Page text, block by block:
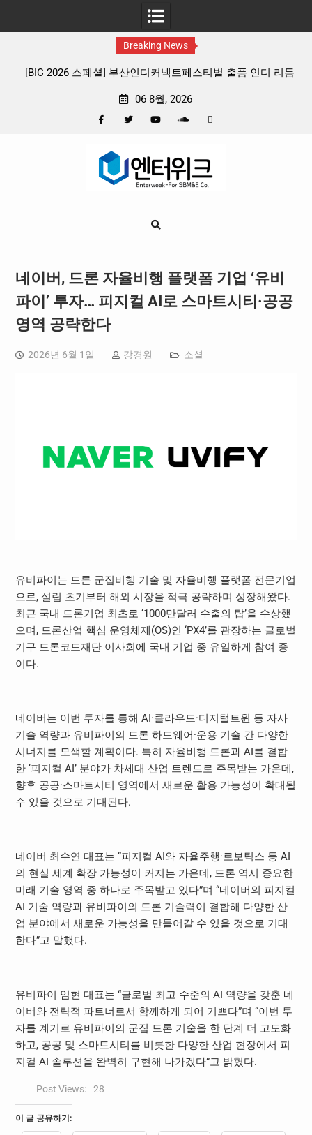
Breaking News
트페스티벌 출품 인디 리듬
판타지 케이팝 애니메이션 ‘고스트밴
06 8월, 2026
Google
네이버, 드론 자율비행 플랫폼 기업 ‘유비
파이’ 투자… 피지컬 AI로 스마트시티·공공
영역 공략한다
2026년 6월 1일 강경원 소셜
유비파이는 드론 군집비행 기술 및 자율비행 플랫폼 전문기업
으로, 설립 초기부터 해외 시장을 적극 공략하며 성장해왔다.
최근 국내 드론기업 최초로 ‘1000만달러 수출의 탑’을 수상했
으며, 드론산업 핵심 운영체제(OS)인 ‘PX4’를 관장하는 글로벌
기구 드론코드재단 이사회에 국내 기업 중 유일하게 참여 중
이다.
네이버는 이번 투자를 통해 AI·클라우드·디지털트윈 등 자사
기술 역량과 유비파이의 드론 하드웨어·운용 기술 간 다양한
시너지를 모색할 계획이다. 특히 자율비행 드론과 AI를 결합
한 ‘피지컬 AI’ 분야가 차세대 산업 트렌드로 주목받는 가운데,
향후 공공·스마트시티 영역에서 새로운 활용 가능성이 확대될
수 있을 것으로 기대된다.
네이버 최수연 대표는 “피지컬 AI와 자율주행·로보틱스 등 AI
의 현실 세계 확장 가능성이 커지는 가운데, 드론 역시 중요한
미래 기술 영역 중 하나로 주목받고 있다”며 “네이버의 피지컬
AI 기술 역량과 유비파이의 드론 기술력이 결합해 다양한 산
업 분야에서 새로운 가능성을 만들어갈 수 있을 것으로 기대
한다”고 말했다.
유비파이 임현 대표는 “글로벌 최고 수준의 AI 역량을 갖춘 네
이버와 전략적 파트너로서 함께하게 되어 기쁘다”며 “이번 투
자를 계기로 유비파이의 군집 드론 기술을 한 단계 더 고도화
하고, 공공 및 스마트시티를 비롯한 다양한 산업 현장에서 피
지컬 AI 솔루션을 완벽히 구현해 나가겠다”고 밝혔다.
Post Views: 28
이 글 공유하기: